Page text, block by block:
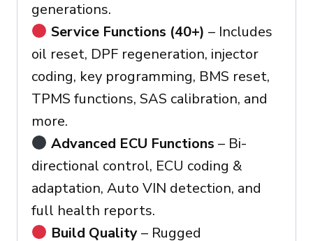
generations.
Service Functions (40+) – Includes
oil reset, DPF regeneration, injector
coding, key programming, BMS reset,
TPMS functions, SAS calibration, and
more.
Advanced ECU Functions – Bi-
directional control, ECU coding &
adaptation, Auto VIN detection, and
full health reports.
Build Quality– Rugged